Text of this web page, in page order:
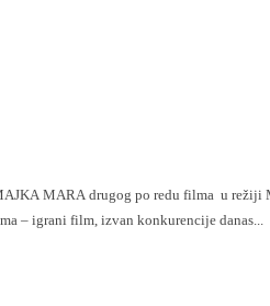
– igrani film, izvan konkurencije danas...